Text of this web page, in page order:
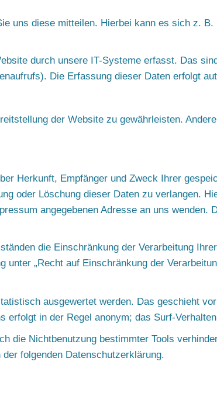
uns diese mitteilen. Hierbei kann es sich z.
durch unsere IT-Systeme erfasst. Das
Die Erfassung dieser Daten erfolgt
der Website zu gewährleisten.
Herkunft, Empfänger und Zweck Ihrer
oder Löschung dieser Daten zu verlangen.
angegebenen Adresse an uns wenden.
die Einschränkung der Verarbeitung
„Recht auf Einschränkung der
ausgewertet werden. Das geschieht
erfolgt in der Regel anonym; das Surf-
die Nichtbenutzung bestimmter Tools
folgenden Datenschutzerklärung.